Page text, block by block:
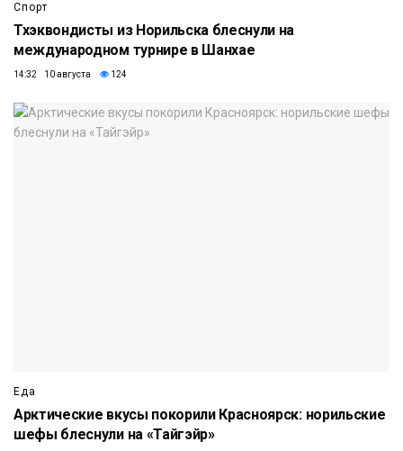
Спорт
Тхэквондисты из Норильска блеснули на
международном турнире в Шанхае
14:32 10 августа 124
Еда
Арктические вкусы покорили Красноярск: норильские
шефы блеснули на «Тайгэйр»